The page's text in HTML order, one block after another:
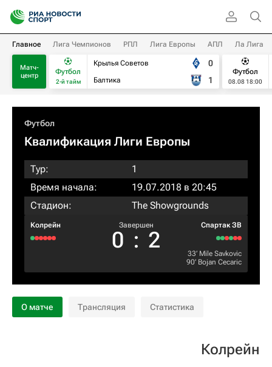
Главное Лига Чемпионов РПЛ Лига Европы АПЛ Ла Лига
Матч-
центр
Футбол
2-й тайм
Крылья Советов
Балтика
0
1
Футбол
08.08 18:00
Футбол
Квалификация Лиги Европы
Тур:
1
Время начала:
19.07.2018 в 20:45
Стадион:
The Showgrounds
Колрейн Завершен
0 : 2
Спартак ЗВ
33‎’‎ Mile Savkovic
90‎’‎ Bojan Cecaric
О матче Трансляция Статистика
Колрейн